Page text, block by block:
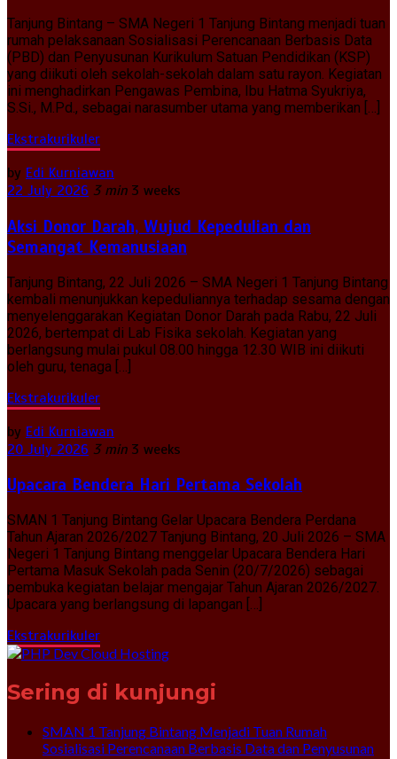
Tanjung Bintang – SMA Negeri 1 Tanjung Bintang menjadi tuan
rumah pelaksanaan Sosialisasi Perencanaan Berbasis Data
(PBD) dan Penyusunan Kurikulum Satuan Pendidikan (KSP)
yang diikuti oleh sekolah-sekolah dalam satu rayon. Kegiatan
ini menghadirkan Pengawas Pembina, Ibu Hatma Syukriya,
S.Si., M.Pd., sebagai narasumber utama yang memberikan […]
Ekstrakurikuler
by Edi Kurniawan
22 July 2026 3 min 3 weeks
Aksi Donor Darah, Wujud Kepedulian dan
Semangat Kemanusiaan
Tanjung Bintang, 22 Juli 2026 – SMA Negeri 1 Tanjung Bintang
kembali menunjukkan kepeduliannya terhadap sesama dengan
menyelenggarakan Kegiatan Donor Darah pada Rabu, 22 Juli
2026, bertempat di Lab Fisika sekolah. Kegiatan yang
berlangsung mulai pukul 08.00 hingga 12.30 WIB ini diikuti
oleh guru, tenaga […]
Ekstrakurikuler
by Edi Kurniawan
20 July 2026 3 min 3 weeks
Upacara Bendera Hari Pertama Sekolah
SMAN 1 Tanjung Bintang Gelar Upacara Bendera Perdana
Tahun Ajaran 2026/2027 Tanjung Bintang, 20 Juli 2026 – SMA
Negeri 1 Tanjung Bintang menggelar Upacara Bendera Hari
Pertama Masuk Sekolah pada Senin (20/7/2026) sebagai
pembuka kegiatan belajar mengajar Tahun Ajaran 2026/2027.
Upacara yang berlangsung di lapangan […]
Ekstrakurikuler
Sering di kunjungi
SMAN 1 Tanjung Bintang Menjadi Tuan Rumah
Sosialisasi Perencanaan Berbasis Data dan Penyusunan